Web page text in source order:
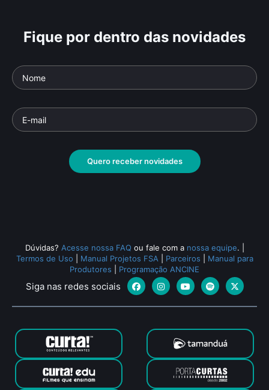
Fique por dentro das novidades
Quero receber novidades
Dúvidas? Acesse nossa FAQ ou fale com a nossa equipe.
Termos de Uso
Manual Projetos FSA Parceiros
Manual para
Produtores
Programação ANCINE
Siga nas redes sociais